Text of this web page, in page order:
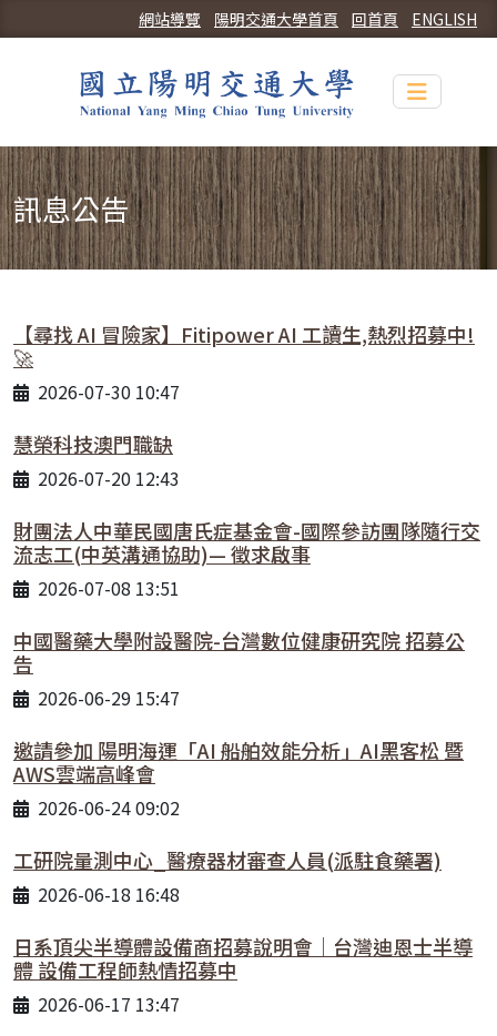
ENGLISH
回首頁
陽明交通大學首頁
網站導覽
Toggle
訊息公告
【尋找 AI 冒險家】Fitipower AI 工讀生,熱烈招募中!
🚀
2026-07-30 10:47
慧榮科技澳門職缺
2026-07-20 12:43
財團法人中華民國唐氏症基金會-國際參訪團隊隨行交
流志工(中英溝通協助)— 徵求啟事
2026-07-08 13:51
中國醫藥大學附設醫院-台灣數位健康研究院 招募公
告
2026-06-29 15:47
邀請參加 陽明海運「AI 船舶效能分析」AI黑客松 暨
AWS雲端高峰會
2026-06-24 09:02
工研院量測中心_醫療器材審查人員(派駐食藥署)
2026-06-18 16:48
日系頂尖半導體設備商招募說明會｜台灣迪恩士半導
體 設備工程師熱情招募中
2026-06-17 13:47